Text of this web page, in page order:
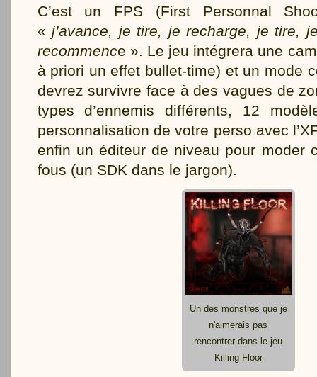
C’est un FPS (First Personnal
«j’avance, je tire, je recharge, je tire,
recommence ». Le jeu intégrera une
à priori un effet bullet-time) et un mode
devrez survivre face à des vagues de
types d’ennemis différents, 12
personnalisation de votre perso avec
enfin un éditeur de niveau pour moder
fous (un SDK dans le jargon).
Un des monstres que je
n'aimerais pas
rencontrer dans le jeu
Killing Floor